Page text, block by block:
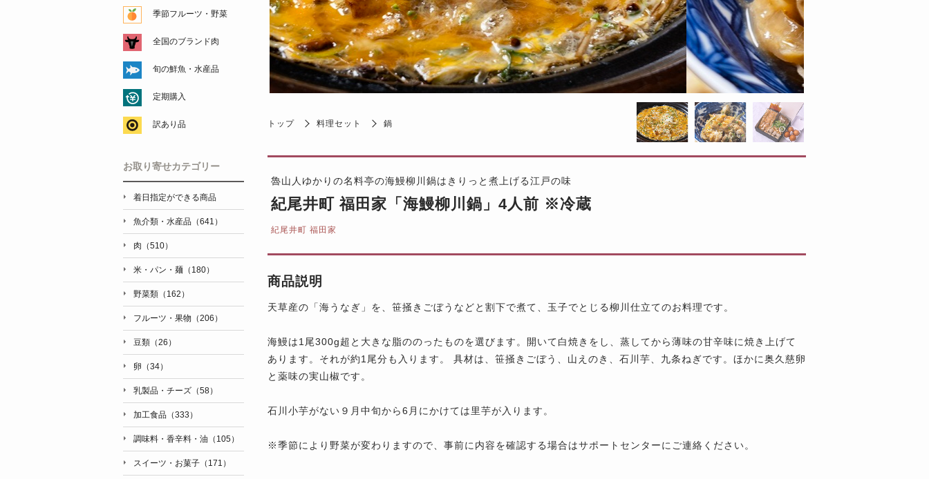
トップ 料理セット 鍋
魯山人ゆかりの名料亭の海鰻柳川鍋はきりっと煮上げる江戸の味
紀尾井町 福田家「海鰻柳川鍋」4人前 ※冷蔵
紀尾井町 福田家
商品説明
天草産の「海うなぎ」を、笹掻きごぼうなどと割下で煮て、玉子でとじる柳川仕立てのお料理です。
海鰻は1尾300g超と大きな脂ののったものを選びます。開いて白焼きをし、蒸してから薄味の甘辛味に焼き上げて
あります。それが約1尾分も入ります。 具材は、笹掻きごぼう、山えのき、石川芋、九条ねぎです。ほかに奥久慈卵
と薬味の実山椒です。
石川小芋がない９月中旬から6月にかけては里芋が入ります。
※季節により野菜が変わりますので、事前に内容を確認する場合はサポートセンターにご連絡ください。
季節フルーツ・野菜
全国のブランド肉
旬の鮮魚・水産品
定期購入
訳あり品
お取り寄せカテゴリー
着日指定ができる商品
魚介類・水産品（641）
肉（510）
米・パン・麺（180）
野菜類（162）
フルーツ・果物（206）
豆類（26）
卵（34）
乳製品・チーズ（58）
加工食品（333）
調味料・香辛料・油（105）
スイーツ・お菓子（171）